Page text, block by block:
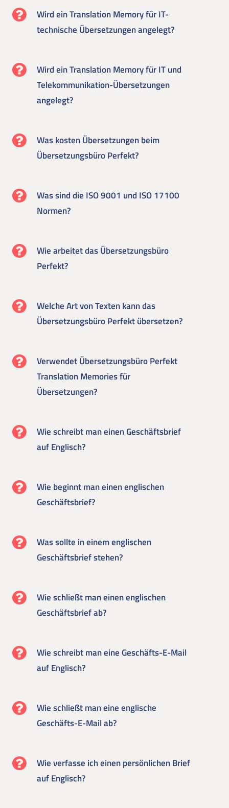
Wird ein Translation Memory für IT-
technische Übersetzungen angelegt?
Wird ein Translation Memory für IT und
Telekommunikation-Übersetzungen
angelegt?
Was kosten Übersetzungen beim
Übersetzungsbüro Perfekt?
Was sind die ISO 9001 und ISO 17100
Normen?
Wie arbeitet das Übersetzungsbüro
Perfekt?
Welche Art von Texten kann das
Übersetzungsbüro Perfekt übersetzen?
Verwendet Übersetzungsbüro Perfekt
Translation Memories für
Übersetzungen?
Wie schreibt man einen Geschäftsbrief
auf Englisch?
Wie beginnt man einen englischen
Geschäftsbrief?
Was sollte in einem englischen
Geschäftsbrief stehen?
Wie schließt man einen englischen
Geschäftsbrief ab?
Wie schreibt man eine Geschäfts-E-Mail
auf Englisch?
Wie schließt man eine englische
Geschäfts-E-Mail ab?
Wie verfasse ich einen persönlichen Brief
auf Englisch?